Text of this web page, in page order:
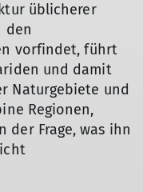
üblicherer
den
vorfindet, führt
und damit
Naturgebiete und
Regionen,
der Frage, was ihn